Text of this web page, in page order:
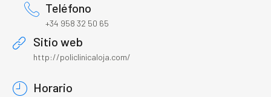
Teléfono
+34 958 32 50 65
Sitio web
http://policlinicaloja.com/
Horario